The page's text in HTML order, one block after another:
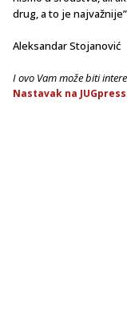
drug, a to je
Aleksandar Stojanović
I ovo Vam može biti
Nastavak na